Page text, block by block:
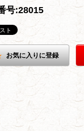
号:28015
お気に入りに登録